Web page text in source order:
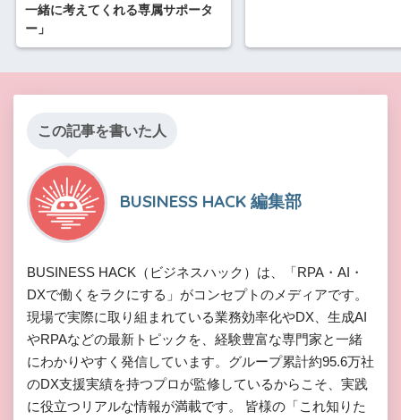
一緒に考えてくれる専属サポータ
ー」
この記事を書いた人
BUSINESS HACK 編集部
BUSINESS HACK（ビジネスハック）は、「RPA・AI・
DXで働くをラクにする」がコンセプトのメディアです。
現場で実際に取り組まれている業務効率化やDX、生成AI
やRPAなどの最新トピックを、経験豊富な専門家と一緒
にわかりやすく発信しています。グループ累計約95.6万社
のDX支援実績を持つプロが監修しているからこそ、実践
に役立つリアルな情報が満載です。 皆様の「これ知りた